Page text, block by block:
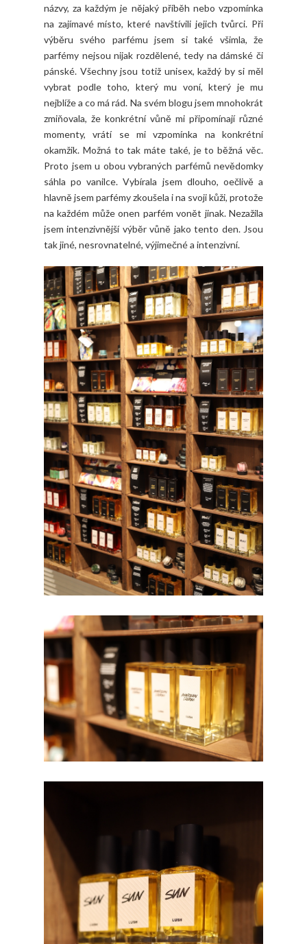
názvy, za každým je nějaký příběh nebo vzpomínka
na zajímavé místo, které navštívili jejich tvůrci. Při
výběru svého parfému jsem si také všimla, že
parfémy nejsou nijak rozdělené, tedy na dámské či
pánské. Všechny jsou totiž unisex, každý by si měl
vybrat podle toho, který mu voní, který je mu
nejblíže a co má rád. Na svém blogu jsem mnohokrát
zmiňovala, že konkrétní vůně mi připomínají různé
momenty, vrátí se mi vzpomínka na konkrétní
okamžik. Možná to tak máte také, je to běžná věc.
Proto jsem u obou vybraných parfémů nevědomky
sáhla po vanilce. Vybírala jsem dlouho, oečlivě a
hlavně jsem parfémy zkoušela i na svoji kůži, protože
na každém může onen parfém vonět jinak. Nezažila
jsem intenzivnější výběr vůně jako tento den. Jsou
tak jiné, nesrovnatelné, výjimečné a intenzivní.